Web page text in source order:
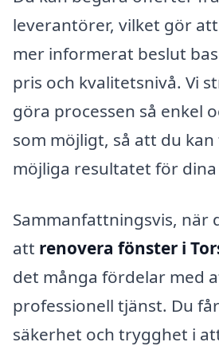
leverantörer, vilket gör
mer informerat beslut
pris och kvalitetsnivå. Vi
göra processen så enkel
som möjligt, så att du
möjliga resultatet för
Sammanfattningsvis, när
att renovera fönster i
det många fördelar med
professionell tjänst. Du
säkerhet och trygghet i